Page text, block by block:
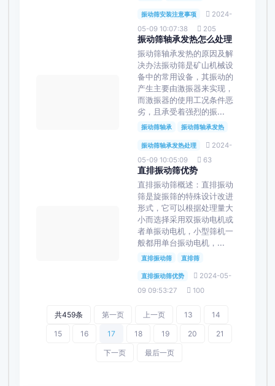
振动筛安装注意事项
2024-
05-09 10:07:38
205
振动筛轴承发热怎么处理
振动筛轴承发热的原因及解
决办法振动筛是矿山机械设
备中的常用设备，其振动的
产生主要由激振器来实现，
而激振器的使用工况条件恶
劣，且承受着强烈的振...
振动筛轴承 振动筛轴承发热
振动筛轴承发热处理
2024-
05-09 10:05:09
63
直排振动筛优势
直排振动筛概述：直排振动
筛是旋振筛的特殊设计改进
形式，它可以根据处理量大
小而选择采用双振动电机或
者单振动电机，小型筛机一
般都用单台振动电机，...
直排振动筛 直排筛
直排振动筛优势
2024-05-
09 09:53:27
100
共459条 第一页 上一页 13 14
15 16 17 18 19 20 21
下一页 最后一页